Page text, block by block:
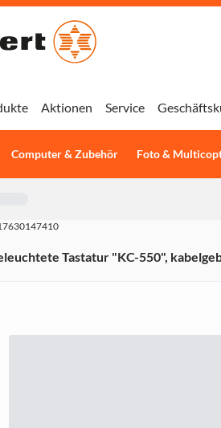
Computer & Zubehör Foto &
Aktionen Service
Tastatur "KC-550",